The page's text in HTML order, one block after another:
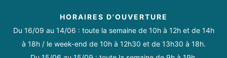
HORAIRES D'OUVERTURE
Du 16/09 au 14/06 : toute la semaine de 10h à 12h et de 14h
à 18h / le week-end de 10h à 12h30 et de 13h30 à 18h.